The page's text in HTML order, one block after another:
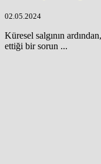
02.05.2024
Küresel salgının
ettiği bir sorun ...